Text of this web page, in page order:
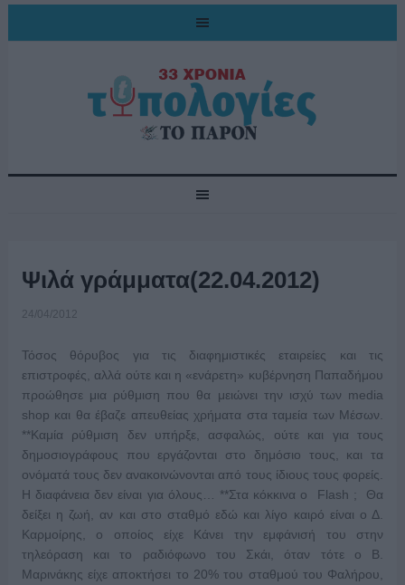
Ψιλά γράμματα(22.04.2012)
24/04/2012
Τόσος θόρυβος για τις διαφημιστικές εταιρείες και τις
επιστροφές, αλλά ούτε και η «ενάρετη» κυβέρνηση Παπαδήμου
προώθησε μια ρύθμιση που θα μειώνει την ισχύ των media
shop και θα έβαζε απευθείας χρήματα στα ταμεία των Μέσων.
**Καμία ρύθμιση δεν υπήρξε, ασφαλώς, ούτε και για τους
δημοσιογράφους που εργάζονται στο δημόσιο τους, και τα
ονόματά τους δεν ανακοινώνονται από τους ίδιους τους φορείς.
Η διαφάνεια δεν είναι για όλους… **Στα κόκκινα ο Flash ; Θα
δείξει η ζωή, αν και στο σταθμό εδώ και λίγο καιρό είναι ο Δ.
Καρμοίρης, ο οποίος είχε Κάνει την εμφάνισή του στην
τηλεόραση και το ραδιόφωνο του Σκάι, όταν τότε ο Β.
Μαρινάκης είχε αποκτήσει το 20% του σταθμού του Φαλήρου,